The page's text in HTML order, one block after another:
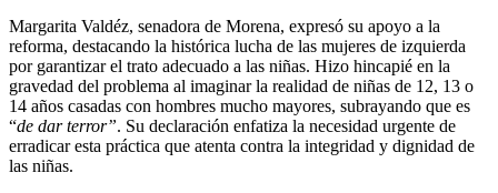
Margarita Valdéz, senadora de Morena, expresó su apoyo a la
reforma, destacando la histórica lucha de las mujeres de izquierda
por garantizar el trato adecuado a las niñas. Hizo hincapié en la
gravedad del problema al imaginar la realidad de niñas de 12, 13 o
14 años casadas con hombres mucho mayores, subrayando que es
“de dar terror”. Su declaración enfatiza la necesidad urgente de
erradicar esta práctica que atenta contra la integridad y dignidad de
las niñas.